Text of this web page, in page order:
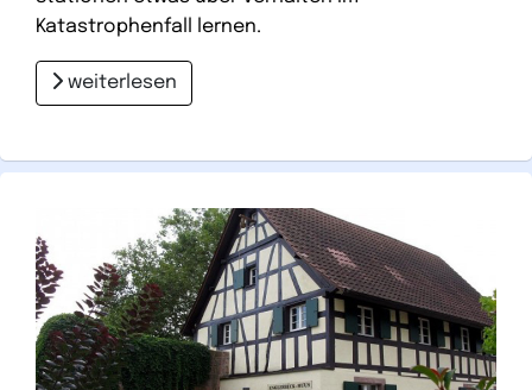
Katastrophenfall lernen.
weiterlesen